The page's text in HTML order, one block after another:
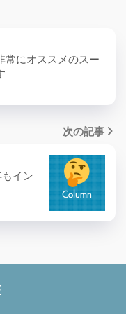
常にオススメのスー
次の記事
イン